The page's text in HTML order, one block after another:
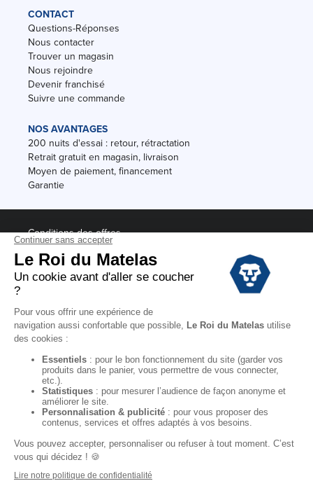
CONTACT
Questions-Réponses
Nous contacter
Trouver un magasin
Nous rejoindre
Devenir franchisé
Suivre une commande
NOS AVANTAGES
200 nuits d'essai : retour, rétractation
Retrait gratuit en magasin, livraison
Moyen de paiement, financement
Garantie
Conditions des offres
Black Friday
Destockage
Soldes
Conditions Générales de vente magasin
Conditions Générales de vente internet
Mentions Légales
Données personnelles
Codes promo Le Roi du Matelas
Copyright © 2022. All rights reserved.